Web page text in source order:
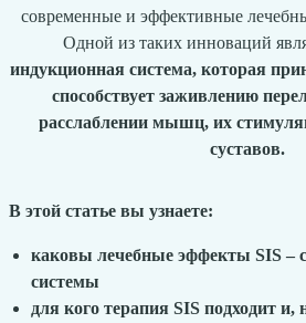
современные и эффективные
Одной из таких инноваций
индукционная система, которая
способствует заживлению
расслаблении мышц, их
суставов.
В этой статье вы узнаете:
каковы лечебные эффекты SIS –
системы
для кого терапия SIS подходит и,